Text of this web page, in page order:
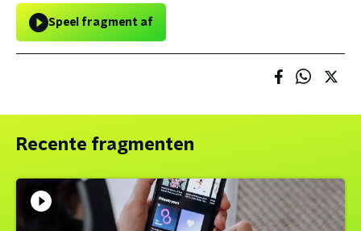
Speel fragment af
Recente fragmenten